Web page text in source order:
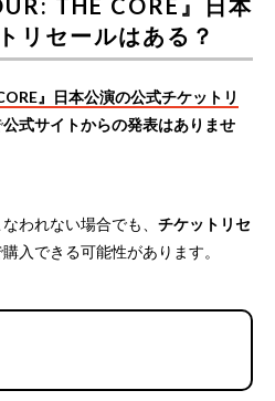
THE CORE』日本
リセールはある？
』日本公演の公式チケットリ
公式サイトからの発表はありませ
われない場合でも、 チケットリセ
購入できる可能性があります。